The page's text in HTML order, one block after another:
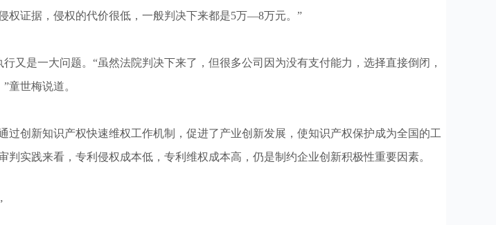
权证据，侵权的代价很低，一般判决下来都是5万—8万元。”
又是一大问题。“虽然法院判决下来了，但很多公司因为没有支付能力，选择直接倒闭，
童世梅说道。
创新知识产权快速维权工作机制，促进了产业创新发展，使知识产权保护成为全国的工
判实践来看，专利侵权成本低，专利维权成本高，仍是制约企业创新积极性重要因素。